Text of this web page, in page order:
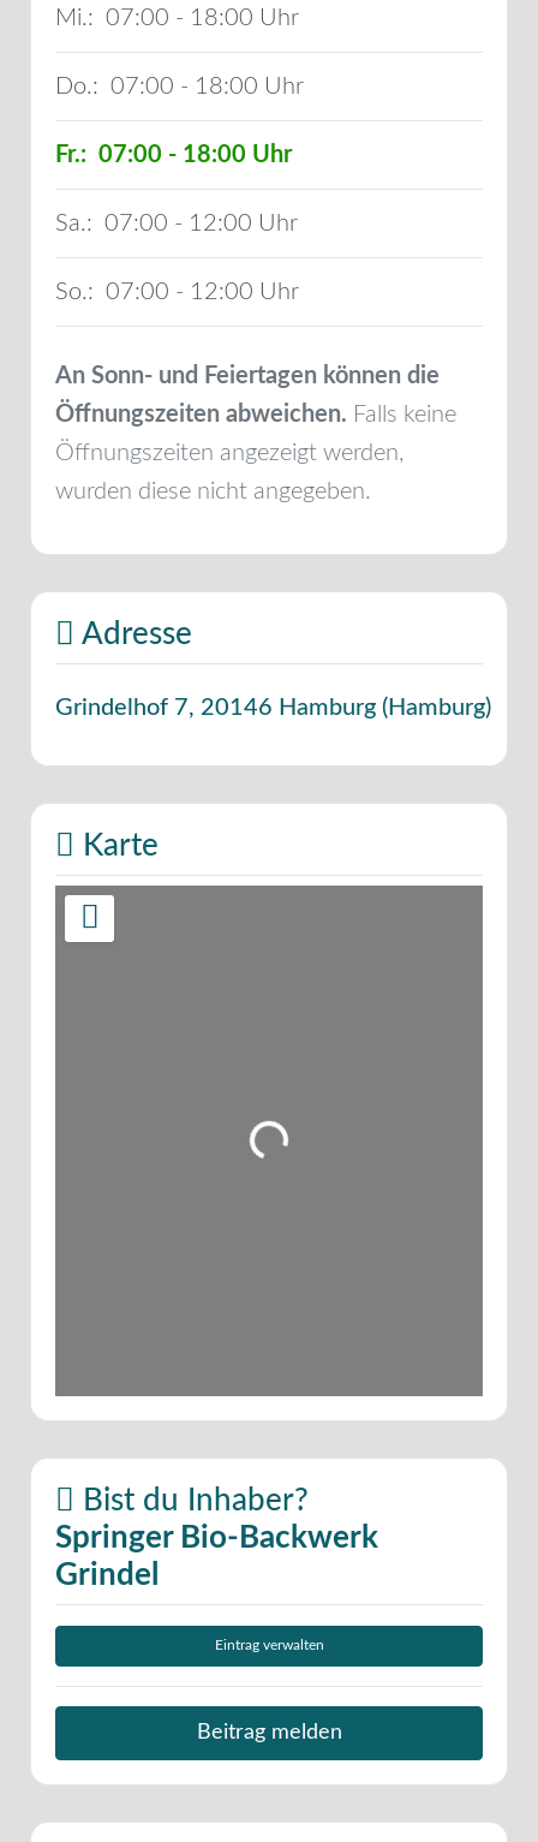
Mi.: 07:00 - 18:00
Do.: 07:00 - 18:00
Fr.: 07:00 - 18:00
Sa.: 07:00 - 12:00
So.: 07:00 - 12:00
An Sonn- und Feiertagen können die
Öffnungszeiten abweichen. Falls keine
Öffnungszeiten angezeigt werden,
wurden diese nicht angegeben.
Adresse
Grindelhof 7, 20146 Hamburg (Hamburg)
Karte
Wird geladen …
Bist du Inhaber?
Springer Bio-Backwerk
Grindel
Eintrag verwalten
Beitrag melden